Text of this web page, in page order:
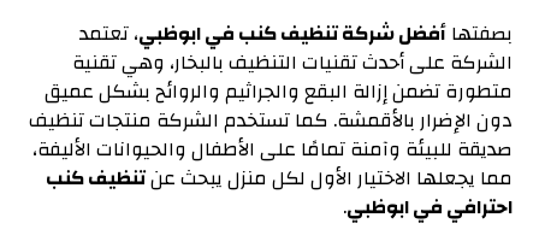
بصفتهاأفضل شركة تنظيف كنب في ابوظبي، تعتمد
الشركة على أحدث تقنيات التنظيف بالبخار، وهي تقنية
متطورة تضمن إزالة البقع والجراثيم والروائح بشكل عميق
دون الإضرار بالأقمشة. كما تستخدم الشركة منتجات تنظيف
صديقة للبيئة وآمنة تمامًا على الأطفال والحيوانات الأليفة،
مما يجعلها الاختيار الأول لكل منزل يبحث عنتنظيف كنب
احترافي في ابوظبي.